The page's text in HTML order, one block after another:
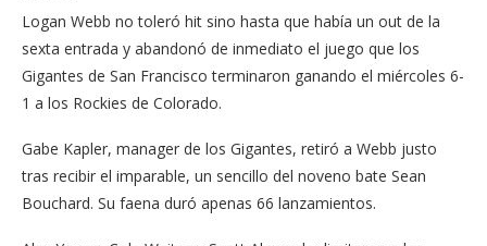
Logan Webb no toleró hit sino hasta que había un out de la
sexta entrada y abandonó de inmediato el juego que los
Gigantes de San Francisco terminaron ganando el miércoles 6-
1 a los Rockies de Colorado.
Gabe Kapler, manager de los Gigantes, retiró a Webb justo
tras recibir el imparable, un sencillo del noveno bate Sean
Bouchard. Su faena duró apenas 66 lanzamientos.